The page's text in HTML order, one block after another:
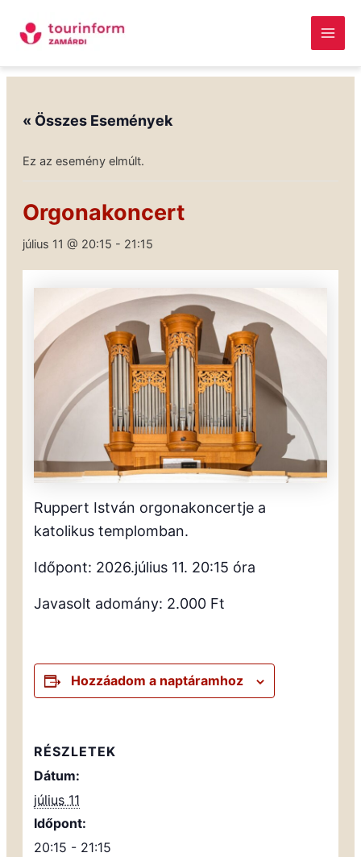
Megszakítás
content
Main
« Összes Események
Ez az esemény elmúlt.
Orgonakoncert
július 11 @ 20:15 - 21:15
Ruppert István orgonakoncertje a
katolikus templomban.
Időpont: 2026.július 11. 20:15 óra
Javasolt adomány: 2.000 Ft
Hozzáadom a naptáramhoz
RÉSZLETEK
Dátum:
július 11
Időpont:
20:15 - 21:15